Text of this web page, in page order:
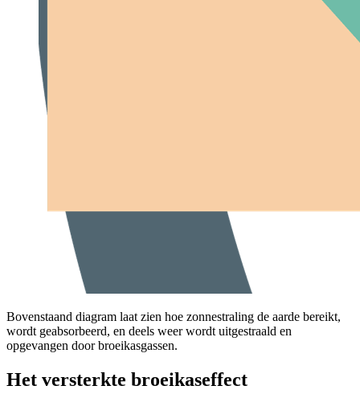
Bovenstaand diagram laat zien hoe zonnestraling de aarde bereikt,
wordt geabsorbeerd, en deels weer wordt uitgestraald en
opgevangen door broeikasgassen.
Het versterkte broeikaseffect